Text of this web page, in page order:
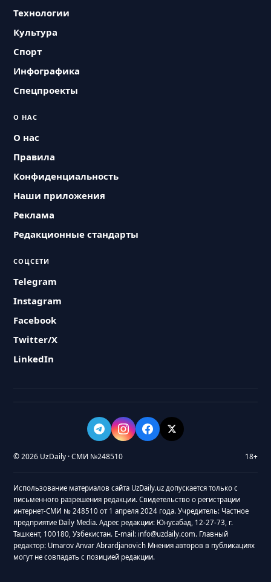
Технологии
Культура
Спорт
Инфографика
Спецпроекты
О НАС
О нас
Правила
Конфиденциальность
Наши приложения
Реклама
Редакционные стандарты
СОЦСЕТИ
Telegram
Instagram
Facebook
Twitter/X
LinkedIn
© 2026 UzDaily · СМИ №248510 18+
Использование материалов сайта UzDaily.uz допускается только с
письменного разрешения редакции. Свидетельство о регистрации
интернет-СМИ № 248510 от 1 апреля 2024 года. Учредитель: Частное
предприятие Daily Media. Адрес редакции: Юнусабад, 12-27-73, г.
Ташкент, 100180, Узбекистан. E-mail: info@uzdaily.com. Главный
редактор: Umarov Anvar Abrardjanovich Мнения авторов в публикациях
могут не совпадать с позицией редакции.